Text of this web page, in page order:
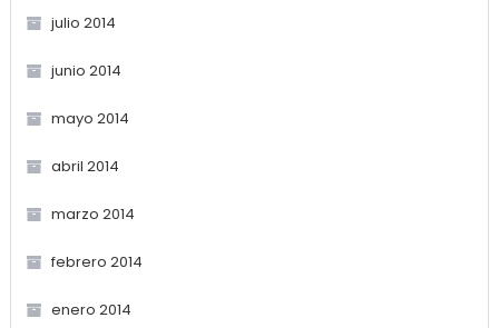
julio 2014
junio 2014
mayo 2014
abril 2014
marzo 2014
febrero 2014
enero 2014